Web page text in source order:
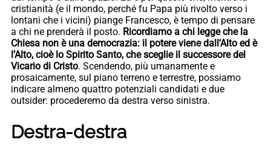
cristianità (e il mondo, perché fu Papa più rivolto verso i
lontani che i vicini) piange Francesco, è tempo di pensare
a chi ne prenderà il posto. Ricordiamo a chi legge che la
Chiesa non è una democrazia: il potere viene dall’Alto ed è
l’Alto, cioè lo Spirito Santo, che sceglie il successore del
Vicario di Cristo. Scendendo, più umanamente e
prosaicamente, sul piano terreno e terrestre, possiamo
indicare almeno quattro potenziali candidati e due
outsider: procederemo da destra verso sinistra.
Destra-destra